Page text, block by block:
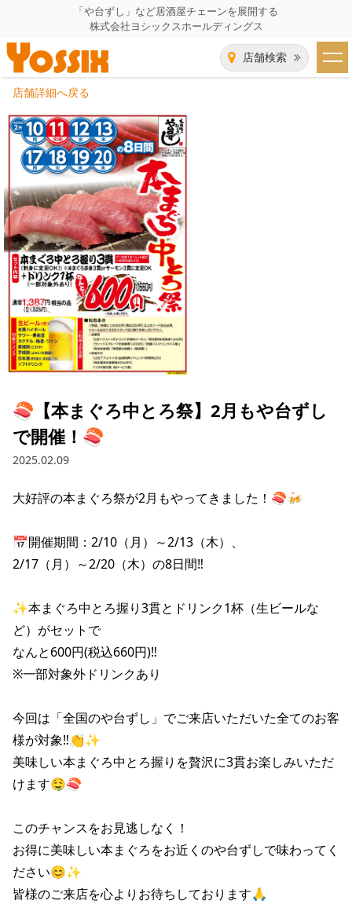
「や台ずし」など居酒屋チェーンを展開する
株式会社ヨシックスホールディングス
店舗検索
HOME
企業情報
企業情報トップ
代表者あいさつ
グループ会社
会社概要
沿革
経営陣
組織図
所在地
事業一覧
飲食事業紹介
飲食事業紹介トップ
や台ずし
ニパチ
焼とりてっぱん
ひとくち餃子の頂
や台や
華花
IR（株主・投資家）情報
IR情報トップ
会長メッセージ
コーポレートガバナンス
財務情報
業績推移
株式情報
IRライブラリトップ
有価証券報告書等法定開示資料
株主通信
その他IR資料
適時開示資料
IRカレンダー
株価情報
株主優待
電子公告
FAQ
IRお問い合わせ
採用情報
採用情報トップ
パート・アルバイト
店舗物件・店舗施工管理業者の募集
お問い合わせ
お問い合わせトップ
このサイトについて
プライバシーポリシー
リンク集
店舗詳細へ戻る
🍣【本まぐろ中とろ祭】2月もや台ずし
で開催！🍣
2025.02.09
大好評の本まぐろ祭が2月もやってきました！🍣🍻
📅開催期間：2/10（月）～2/13（木）、
2/17（月）～2/20（木）の8日間‼
✨本まぐろ中とろ握り3貫とドリンク1杯（生ビールな
ど）がセットで
なんと600円(税込660円)‼
※一部対象外ドリンクあり
今回は「全国のや台ずし」でご来店いただいた全てのお客
様が対象‼👏✨
美味しい本まぐろ中とろ握りを贅沢に3貫お楽しみいただ
けます🤤🍣
このチャンスをお見逃しなく！
お得に美味しい本まぐろをお近くのや台ずしで味わってく
ださい😊✨
皆様のご来店を心よりお待ちしております🙏